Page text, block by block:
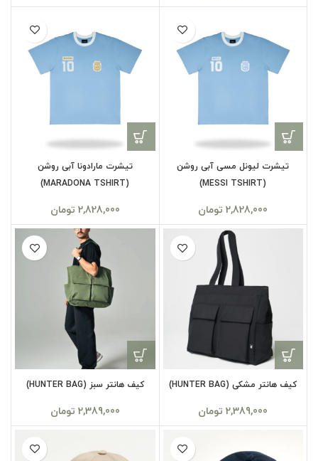
تیشرت لیونل مسی آبی روشن
(MESSI TSHIRT)
2,828,000 تومان
تیشرت مارادونا آبی روشن
(MARADONA TSHIRT)
2,828,000 تومان
کیف هانتر مشکی (HUNTER BAG)
2,389,000 تومان
کیف هانتر سبز (HUNTER BAG)
2,389,000 تومان